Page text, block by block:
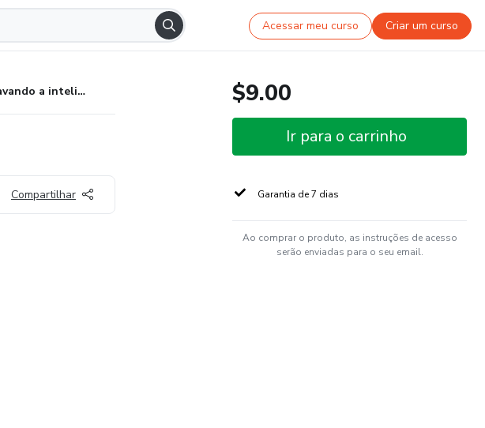
Acessar meu curso Criar um curso
Destravando a inteligência
Compartilhar
$9.00
Ir para o carrinho
Garantia de 7 dias
Ao comprar o produto, as instruções de acesso
serão enviadas para o seu email.